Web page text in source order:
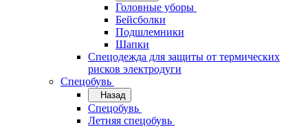
Головные уборы
Бейсболки
Подшлемники
Шапки
Спецодежда для защиты от термических
рисков электродуги
Спецобувь
Назад
Спецобувь
Летняя спецобувь